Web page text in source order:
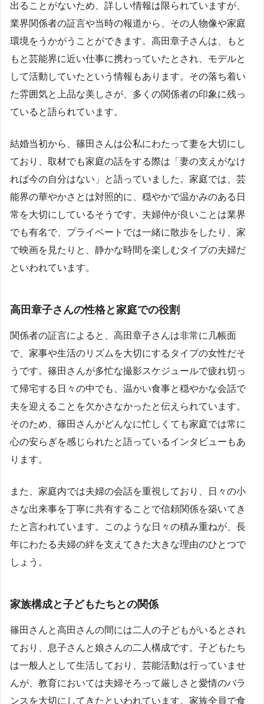
出ることがないため、詳しい情報は限られていますが、
業界関係者の証言や当時の報道から、その人物像や家庭
環境をうかがうことができます。高田章子さんは、もと
もと芸能界に近い仕事に携わっていたとされ、モデルと
して活動していたという情報もあります。その落ち着い
た雰囲気と上品な美しさが、多くの関係者の印象に残っ
ていると語られています。
結婚当初から、篠田さんは公私にわたって妻を大切にし
ており、取材でも家庭の話をする際は「妻の支えがなけ
れば今の自分はない」と語っていました。家庭では、芸
能界の華やかさとは対照的に、穏やかで温かみのある日
常を大切にしているそうです。夫婦仲が良いことは業界
でも有名で、プライベートでは一緒に散歩をしたり、家
で映画を見たりと、静かな時間を楽しむタイプの夫婦だ
といわれています。
高田章子さんの性格と家庭での役割
関係者の証言によると、高田章子さんは非常に几帳面
で、家事や生活のリズムを大切にするタイプの女性だそ
うです。篠田さんが多忙な撮影スケジュールで疲れ切っ
て帰宅する日々の中でも、温かい食事と穏やかな会話で
夫を迎えることを欠かさなかったと伝えられています。
そのため、篠田さんがどんなに忙しくても家庭では常に
心の安らぎを感じられたと語っているインタビューもあ
ります。
また、家庭内では夫婦の会話を重視しており、日々の小
さな出来事を丁寧に共有することで信頼関係を築いてき
たと言われています。このような日々の積み重ねが、長
年にわたる夫婦の絆を支えてきた大きな理由のひとつで
しょう。
家族構成と子どもたちとの関係
篠田さんと高田さんの間には二人の子どもがいるとされ
ており、息子さんと娘さんの二人構成です。子どもたち
は一般人として生活しており、芸能活動は行っていませ
んが、教育においては夫婦そろって厳しさと愛情のバラ
ンスを大切にしてきたといわれています。家族全員で食